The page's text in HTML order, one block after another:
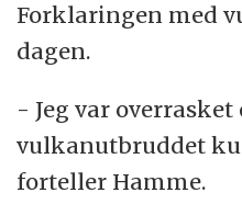
Forklaringen med
dagen.
- Jeg var overrasket
vulkanutbruddet
forteller Hamme.